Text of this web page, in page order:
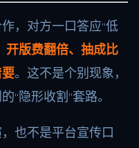
，对方一口答应“低
开版费翻倍、抽成比
。这不是个别现象，
“隐形收割”套路。
也不是平台宣传口